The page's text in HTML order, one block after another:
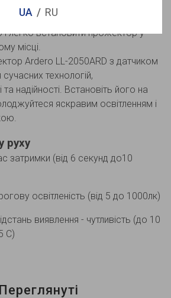
умов і довгий термін служби.
дизайн і проста установка
легко встановити прожектор у
місці.
Ardero LL-2050ARD з датчиком
технологій,
надійності. Встановіть його на
яскравим освітленням і
руху
затримки (від 6 секунд до10
освітленість (від 5 до 1000лк)
виявлення - чутливість (до 10
С)
Переглянуті
UA RU